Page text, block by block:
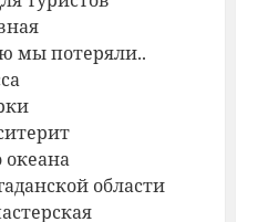
мы потеряли..
океана
области